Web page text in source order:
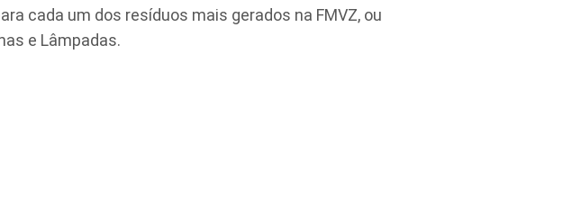
cada um dos resíduos mais gerados na FMVZ, ou
e Lâmpadas.